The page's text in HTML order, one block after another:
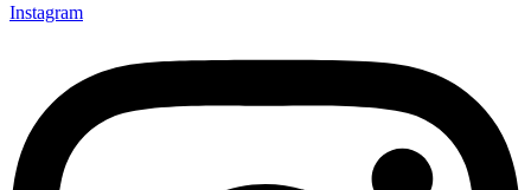
Instagram